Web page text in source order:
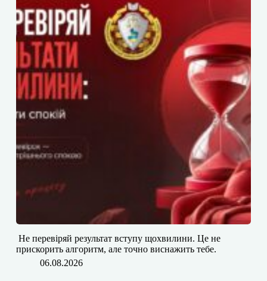
​​ Не перевіряй результат вступу щохвилини. Це не
прискорить алгоритм, але точно виснажить тебе.
06.08.2026